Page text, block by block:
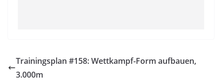
Trainingsplan #158: Wettkampf-Form aufbauen,
3.000m